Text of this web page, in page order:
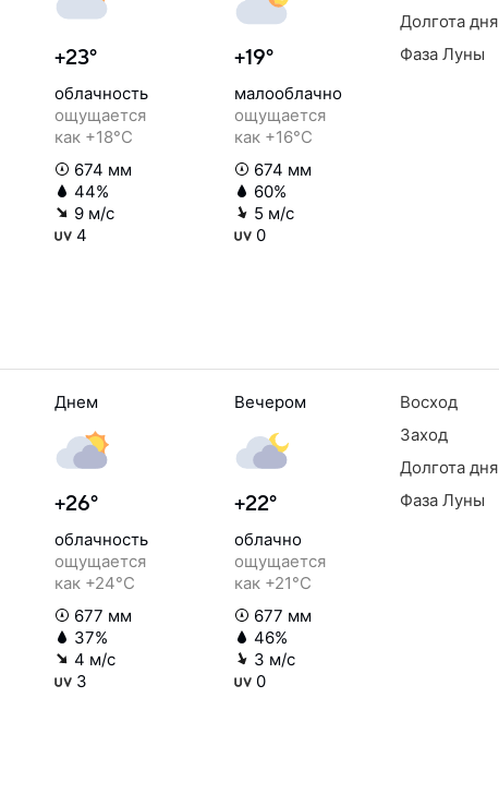
+23°
облачность
ощущается
как +18°C
674 мм
44%
9 м/с
4
+19°
малооблачно
ощущается
как +16°C
674 мм
60%
5 м/с
0
Долгота дня
Фаза Луны
Днем
+26°
облачность
ощущается
как +24°C
677 мм
37%
4 м/с
3
Вечером
+22°
облачно
ощущается
как +21°C
677 мм
46%
3 м/с
0
Восход
Заход
Долгота дня
Фаза Луны